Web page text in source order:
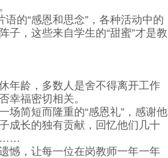
的“感恩和思念”，各种活动中的
子，这些来自学生的“甜蜜”才是教
龄，多数人是舍不得离开工作
幸福密切相关。
简短而隆重的“感恩礼”，感谢他
成长的独有贡献，回忆他们几十
……
，让每一位在岗教师一年一年